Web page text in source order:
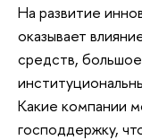
На развитие
оказывает
средств,
Какие компании
господдержку,